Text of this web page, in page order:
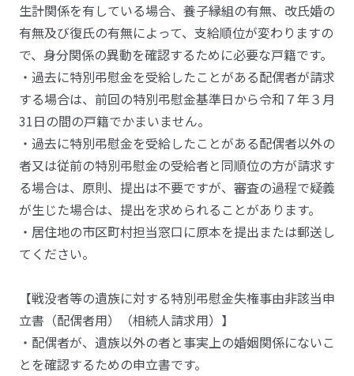
生計関係を有している場合、養子縁組の有無、改氏婚の
有無及び復氏の有無によって、支給順位が変わりますの
で、身分関係の異動を確認するために必要な戸籍です。
・過去に特別弔慰金を受給したことがある配偶者が請求
する場合は、前回の特別弔慰金基準日から令和７年３月
31日の間の戸籍でかまいません。
・過去に特別弔慰金を受給したことがある配偶者以外の
者又は従前の特別弔慰金の受給者と同順位の方が請求す
る場合は、原則、提出は不要ですが、審査の過程で疑義
が生じた場合は、提出を求められることがあります。
・居住地の市区町村担当窓口に原本を提出または郵送し
てください。
【戦没者等の遺族に対する特別弔慰金失権事由非該当申
立書（配偶者用）（相続人請求用）】
・配偶者が、遺族以外の者と事実上の婚姻関係にないこ
とを確認するための申立書です。